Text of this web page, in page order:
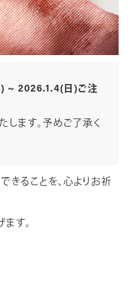
2026.1.4(日)ご注
ます。予めご了承く
きることを、心よりお祈
す。